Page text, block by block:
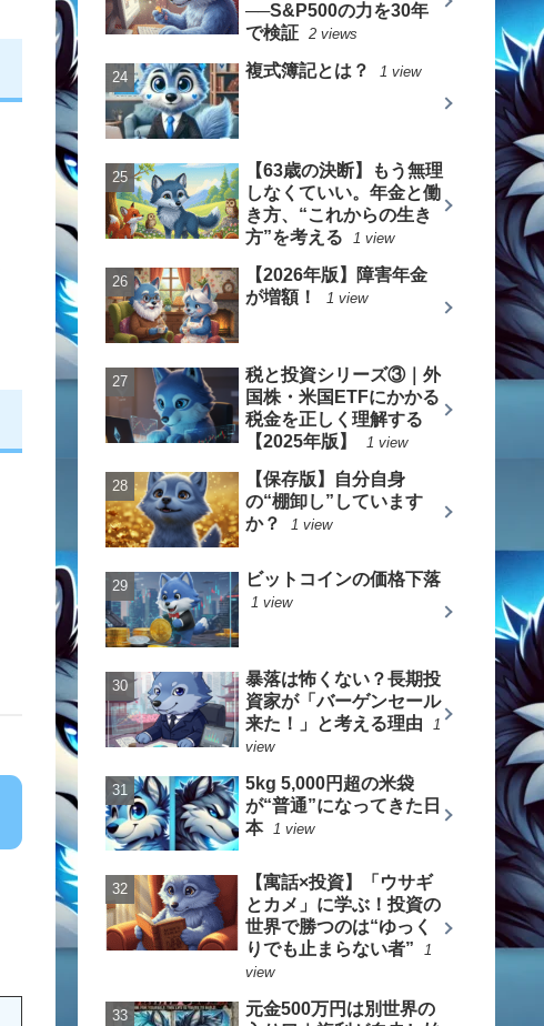
──S&P500の力を30年
で検証 2 views
複式簿記とは？ 1 view
【63歳の決断】もう無理
しなくていい。年金と働
き方、“これからの生き
方”を考える
1 view
【2026年版】障害年金
が増額！
1 view
税と投資シリーズ③｜外
国株・米国ETFにかかる
税金を正しく理解する
【2025年版】
1 view
【保存版】自分自身
の“棚卸し”しています
か？
1 view
ビットコインの価格下落
1 view
暴落は怖くない？長期投
資家が「バーゲンセール
来た！」と考える理由
1
view
5kg 5,000円超の米袋
が“普通”になってきた日
本
1 view
【寓話×投資】「ウサギ
とカメ」に学ぶ！投資の
世界で勝つのは“ゆっく
りでも止まらない者”
1
view
元金500万円は別世界の